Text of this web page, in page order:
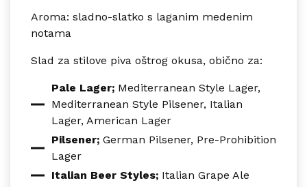
Aroma: sladno-slatko s laganim medenim
notama
Slad za stilove piva oštrog okusa, obično za:
Pale Lager; Mediterranean Style Lager,
Mediterranean Style Pilsener, Italian
Lager, American Lager
Pilsener; German Pilsener, Pre-Prohibition
Lager
Italian Beer Styles; Italian Grape Ale